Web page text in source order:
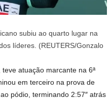
subiu ao quarto lugar na
líderes. (REUTERS/Gonzalo
atuação marcante na 6ª
em terceiro na prova de
pódio, terminando 2:57″ atrás